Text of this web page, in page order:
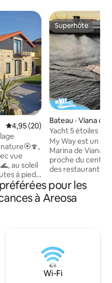
Note moyenne de 4,95 sur 5,
4,95 (20)
nature🏵️🍄,
vue
au soleil
à pied
montagne
télévision
à micro-
d'un
et
Superhôte
Superhôte
Bateau · Viana do
Yacht 5 étoiles
My Way est un
Marina de Viana
proche du centre
des restaurants,
commerces. My Way dispose de 2
chambres
de bain
également d'un
pouvez prendre
rassemblements.
pour les
à Areosa
Wi-Fi